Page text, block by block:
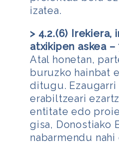
izatea.
> 4.2.(6) Irekiera,
atxikipen askea –
Atal honetan,
buruzko hainbat
ditugu. Ezaugarri
erabiltzeari
entitate edo
gisa, Donostiako
nabarmendu